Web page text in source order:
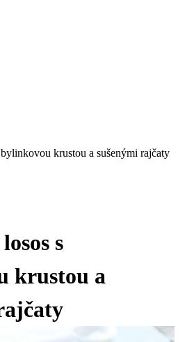
krustou a sušenými rajčaty
s
krustou a